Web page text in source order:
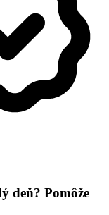
deň? Pomôže